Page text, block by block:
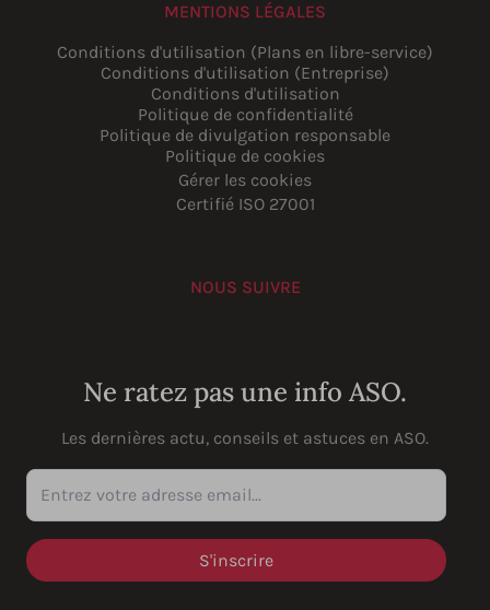
MENTIONS LÉGALES
Conditions d'utilisation (Plans en libre-service)
Conditions d'utilisation (Entreprise)
Conditions d'utilisation
Politique de confidentialité
Politique de divulgation responsable
Politique de cookies
Gérer les cookies
Certifié ISO 27001
NOUS SUIVRE
Ne ratez pas une info ASO.
Les dernières actu, conseils et astuces en ASO.
Entrez votre adresse email...